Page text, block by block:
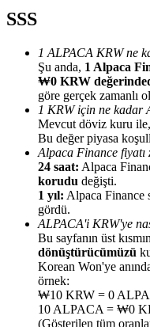
Yönlendirme
Arkadaşını davet et,
BTC Welcome Rewards
SSS
1 ALPACA KRW ne
Şu anda, 1 Alpaca
₩0 KRW
göre gerçek zamanlı
1 KRW için ne
Mevcut döviz kuru ile,
Bu değer piyasa
Alpaca Finance fiyatı
24 saat: Alpaca
korudu değişti.
1 yıl: Alpaca Finance
gördü.
ALPACA'i KRW'ye
Bu sayfanın üst
dönüştürücümüzü
Korean Won'ye
örnek:
₩10 KRW = 0
10 ALPACA = ₩0
(Gösterilen tüm